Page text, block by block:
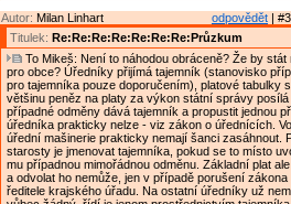
odpovědět |
Autor: Milan Linhart
Titulek: Re:Re:Re:Re:Re:Re:Re:Průzkum
To Mikeš: Není to náhodou obráceně? Že by stát
pro obce? Úředníky přijímá tajemník (stanovisko
pro tajemníka pouze doporučením), platové tabulky
většinu peněz na platy za výkon státní správy
případné odměny dává tajemník a propustit jednou
úředníka prakticky nelze - viz zákon o úřednících.
úřední mašinerie prakticky nemají šanci zasáhnout.
starosty je jmenovat tajemníka, pokud se to místo
mu případnou mimořádnou odměnu. Základní plat
a odvolat ho nemůže, jen v případě porušení
ředitele krajského úřadu. Na ostatní úředníky už